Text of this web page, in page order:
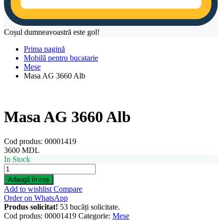
Coșul dumneavoastră este gol!
Prima pagină
Mobilă pentru bucatarie
Mese
Masa AG 3660 Alb
Masa AG 3660 Alb
Cod produs: 00001419
3600 MDL
In Stock
Masa
AG
3660
Alb
quantity
Adaugă în coș
Add to wishlist Compare
Order on WhatsApp
Produs solicitat! 53 bucăți solicitate.
Cod produs: 00001419 Categorie: Mese